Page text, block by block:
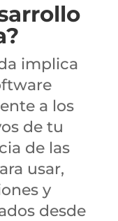
implica
a los
de tu
de las
usar,
y
desde